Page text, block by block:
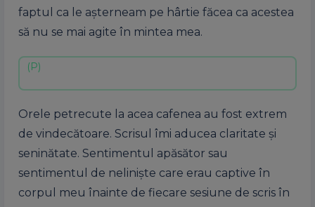
faptul ca le așterneam pe hârtie făcea ca acestea
să nu se mai agite în mintea mea.
Orele petrecute la acea cafenea au fost extrem
de vindecătoare. Scrisul îmi aducea claritate și
seninătate. Sentimentul apăsător sau
sentimentul de neliniște care erau captive în
corpul meu înainte de fiecare sesiune de scris în